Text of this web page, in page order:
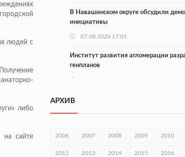
людей с
либо
на сайте
В Навашинском округе обсудили
инициативы
07.08.2026 17:01
Институт развития агломерации
генпланов
С 8 августа изменят схему движения
оперштаба
АРХИВ
2006 2007 2008 2009 2010
2012 2013 2014 2015 2016